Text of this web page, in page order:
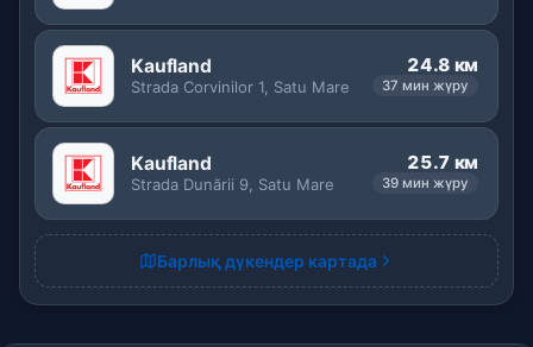
Kaufland
Strada Corvinilor 1, Satu Mare
24.8 км
37 мин жүру
Kaufland
Strada Dunării 9, Satu Mare
25.7 км
39 мин жүру
Барлық дүкендер картада